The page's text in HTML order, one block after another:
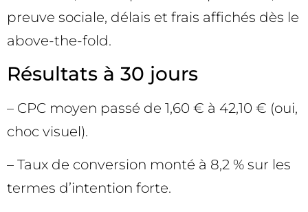
preuve sociale, délais et frais affichés dès le
above-the-fold.
Résultats à 30 jours
– CPC moyen passé de 1,60 € à 42,10 € (oui,
choc visuel).
– Taux de conversion monté à 8,2 % sur les
termes d’intention forte.